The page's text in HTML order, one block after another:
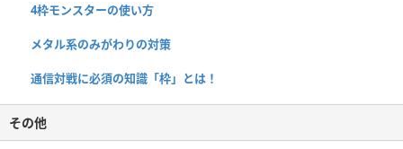
4枠モンスターの使い方
メタル系のみがわりの対策
通信対戦に必須の知識「枠」とは！
その他